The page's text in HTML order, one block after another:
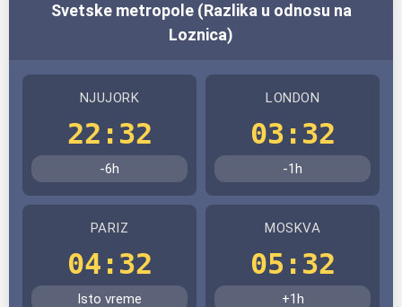
Svetske metropole (Razlika u odnosu na
Loznica)
NJUJORK
22:32
-6h
LONDON
03:32
-1h
PARIZ
04:32
Isto vreme
MOSKVA
05:32
+1h